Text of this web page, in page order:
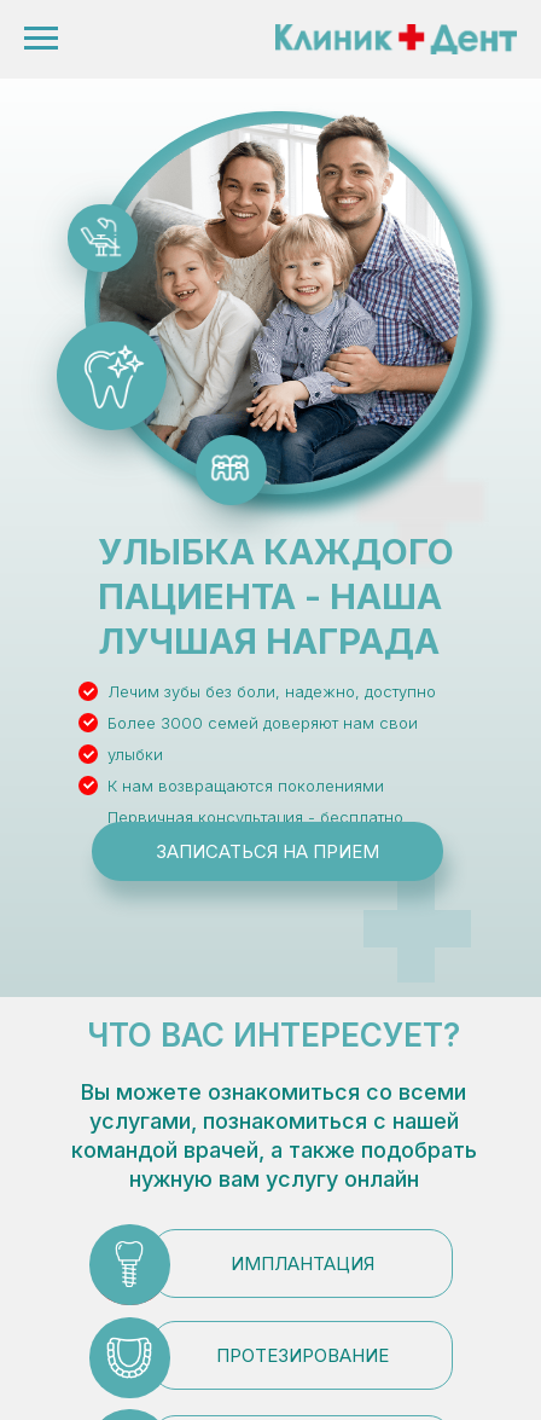
УЛЫБКА КАЖДОГО
ПАЦИЕНТА - НАША
ЛУЧШАЯ НАГРАДА
Лечим зубы без боли, надежно, доступно
Более 3000 семей доверяют нам свои
улыбки
К нам возвращаются поколениями
Первичная консультация - бесплатно
ЗАПИСАТЬСЯ НА ПРИЕМ
ИМПЛАНТАЦИЯ
ЧТО ВАС ИНТЕРЕСУЕТ?
Вы можете ознакомиться со всеми
услугами, познакомиться с нашей
командой врачей, а также подобрать
нужную вам услугу онлайн
ПРОТЕЗИРОВАНИЕ